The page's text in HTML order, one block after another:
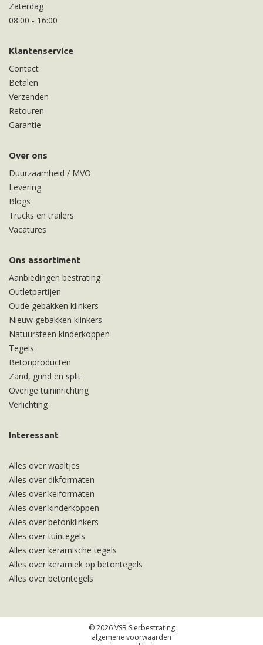
Zaterdag
08:00 - 16:00
Klantenservice
Contact
Betalen
Verzenden
Retouren
Garantie
Over ons
Duurzaamheid / MVO
Levering
Blogs
Trucks en trailers
Vacatures
Ons assortiment
Aanbiedingen bestrating
Outletpartijen
Oude gebakken klinkers
Nieuw gebakken klinkers
Natuursteen kinderkoppen
Tegels
Betonproducten
Zand, grind en split
Overige tuininrichting
Verlichting
Interessant
Alles over waaltjes
Alles over dikformaten
Alles over keiformaten
Alles over kinderkoppen
Alles over betonklinkers
Alles over tuintegels
Alles over keramische tegels
Alles over keramiek op betontegels
Alles over betontegels
© 2026 VSB Sierbestrating
algemene voorwaarden